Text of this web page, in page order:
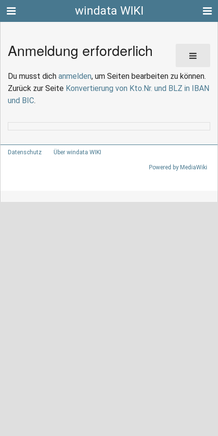
windata WIKI
Anmeldung erforderlich
Du musst dich anmelden, um Seiten bearbeiten zu können.
Zurück zur Seite Konvertierung von Kto.Nr. und BLZ in IBAN
und BIC.
Datenschutz Über windata WIKI
Powered by MediaWiki